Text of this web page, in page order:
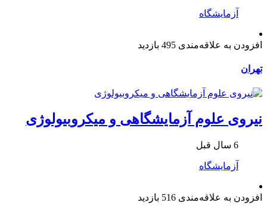
آزمایشگاه
افزودن به علاقه‌مندی 495 بازدید
تهران
نیروی علوم آزمایشگاهی و میکروبیولوژی
6 سال قبل
آزمایشگاه
افزودن به علاقه‌مندی 516 بازدید